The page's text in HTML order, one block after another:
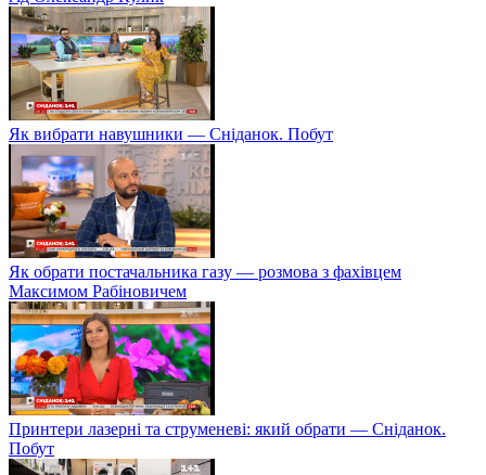
Як вибрати навушники — Сніданок. Побут
Як обрати постачальника газу — розмова з фахівцем
Максимом Рабіновичем
Принтери лазерні та струменеві: який обрати — Сніданок.
Побут